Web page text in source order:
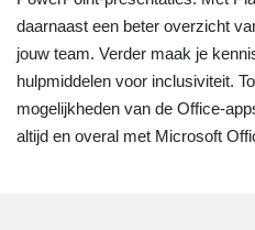
daarnaast een beter overzicht
jouw team. Verder maak je
hulpmiddelen voor inclusiviteit.
mogelijkheden van de Office-
altijd en overal met Microsoft